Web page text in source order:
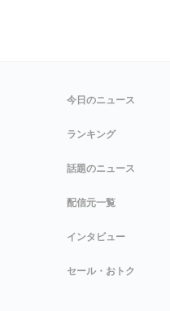
今日のニュース
ランキング
話題のニュース
配信元一覧
インタビュー
セール・おトク